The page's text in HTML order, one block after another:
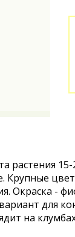
растения 15-
Крупные
Окраска -
для
на